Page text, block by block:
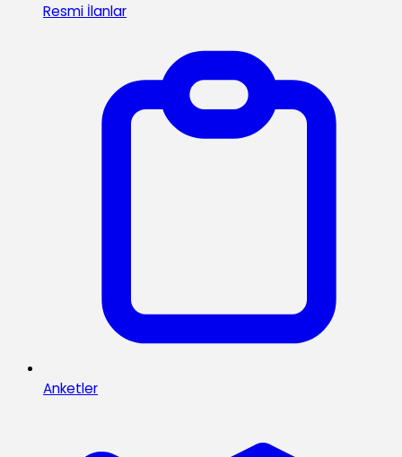
Resmi İlanlar
Anketler